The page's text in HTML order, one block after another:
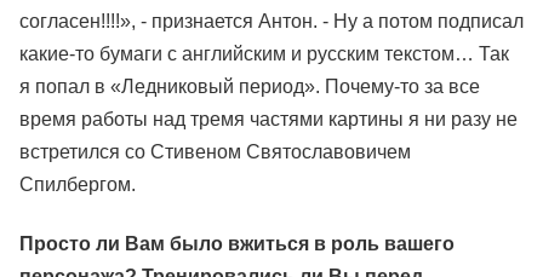
согласен!!!!», - признается Антон. - Ну а потом подписал
какие-то бумаги с английским и русским текстом… Так
я попал в «Ледниковый период». Почему-то за все
время работы над тремя частями картины я ни разу не
встретился со Стивеном Святославовичем
Спилбергом.
Просто ли Вам было вжиться в роль вашего